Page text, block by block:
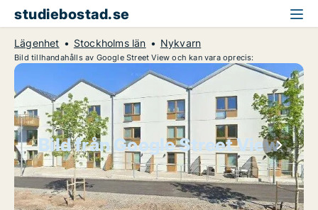
studiebostad.se
Lägenhet Stockholms län Nykvarn
Bild tillhandahålls av Google Street View och kan vara oprecis:
Bild från Google Street View